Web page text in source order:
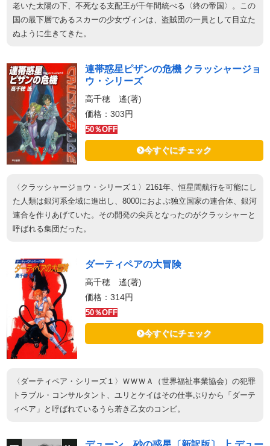
老いた太陽の下、不死なる支配王が千年間統べる〈終の帝国〉。この
国の最下層であるスカーの少女ヴィンは、盗賊団の一員として目立た
ぬように生きてきた。
連帯惑星ピザンの危機 クラッシャージョ
ウ・シリーズ
高千穂 遙(著)
価格：303円
50％OFF
今すぐにチェック
〈クラッシャージョウ・シリーズ１〉2161年、恒星間航行を可能にし
た人類は銀河系全域に進出し、8000におよぶ独立国家の連合体、銀河
連合を作りあげていた。その開発の尖兵となったのがクラッシャーと
呼ばれる集団だった。
ダーティペアの大冒険
高千穂 遙(著)
価格：314円
50％OFF
今すぐにチェック
〈ダーティペア・シリーズ１〉ＷＷＷＡ（世界福祉事業協会）の犯罪
トラブル・コンサルタント、ユリとケイはその仕事ぶりから「ダーテ
ィペア」と呼ばれているうら若き乙女のコンビ。